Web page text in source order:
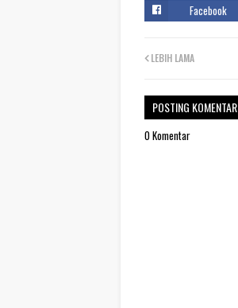
Facebook
LEBIH LAMA
POSTING KOMENTAR
0 Komentar